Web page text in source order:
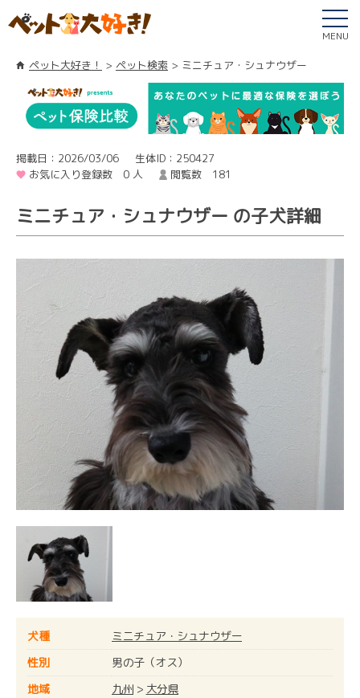
MENU
ペット大好き！ ペット検索 ミニチュア・シュナウザー
掲載日：2026/03/06
生体ID：250427
お気に入り登録数 0 人
閲覧数 181
ミニチュア・シュナウザー の子犬詳細
犬種
ミニチュア・シュナウザー
性別
男の子（オス）
地域
九州 > 大分県